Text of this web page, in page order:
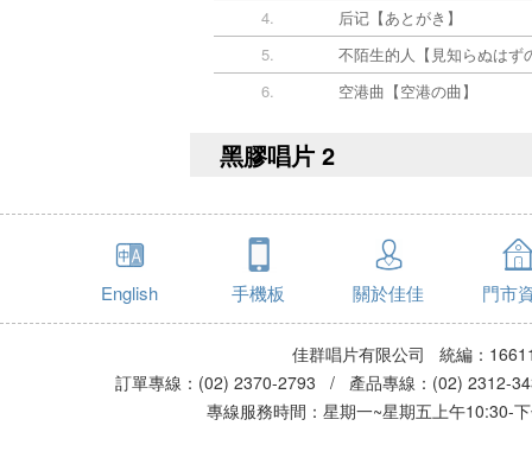
4.
后记【あとがき】
5.
不陌生的人【見知らぬはず
6.
空港曲【空港の曲】
黑膠唱片 2
English 手機板 關於佳佳 門市
佳群唱片有限公司 統編：
訂單專線：(02) 2370-2793 / 產品專線：(02)
專線服務時間：星期一~星期五上午10:30-